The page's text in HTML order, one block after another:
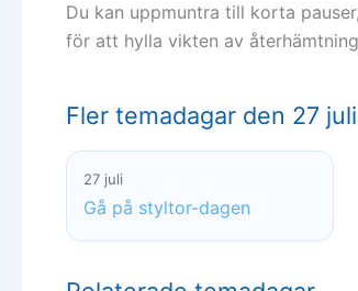
Du kan uppmuntra till korta
för att hylla vikten av
Fler temadagar den 27 juli
27 juli
Gå på styltor-dagen